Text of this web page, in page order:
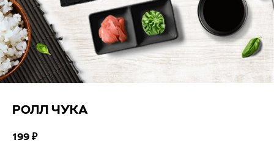
РОЛЛ ЧУКА
199 ₽